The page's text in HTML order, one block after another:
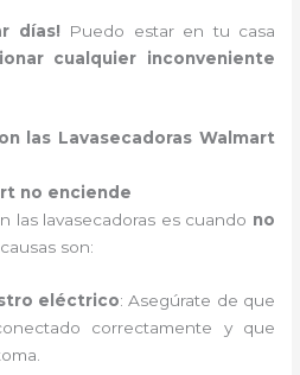
días! Puedo estar en tu casa
cualquier inconveniente
las Lavasecadoras Walmart
no enciende
las lavasecadoras es cuando no
son:
eléctrico: Asegúrate de que
correctamente y que